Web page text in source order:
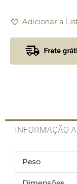
quantidade
Adicionar a
Frete
INFORMAÇÃO
Peso